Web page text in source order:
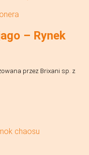
– Rynek
przez Brixani sp. z